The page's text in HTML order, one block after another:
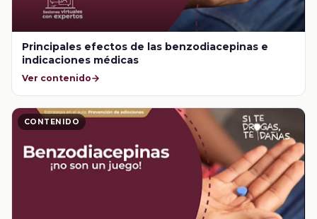
Principales efectos de las benzodiacepinas e
indicaciones médicas
Ver contenido
CONTENIDO